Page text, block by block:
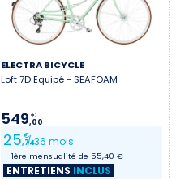
ELECTRA BICYCLE
Loft 7D Equipé - SEAFOAM
549,00
€
25,74
€/ 36 mois
+ 1ère mensualité de 55,40 €
ENTRETIENS INCLUS